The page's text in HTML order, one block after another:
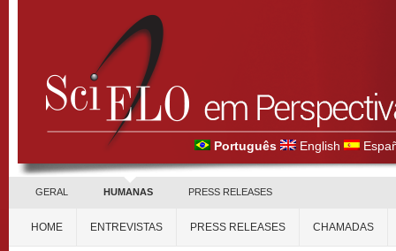
Português English
GERAL HUMANAS PRESS RELEASES
HOME ENTREVISTAS PRESS RELEASES CHAMADAS